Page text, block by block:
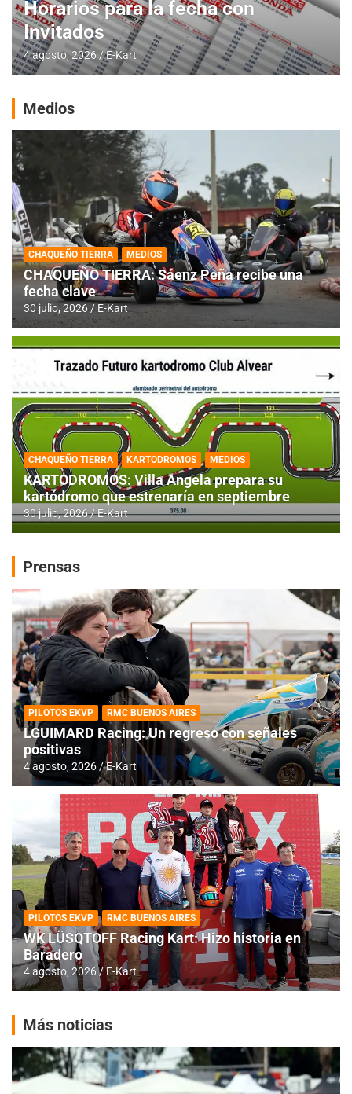
Horarios para la fecha con
Invitados
4 agosto, 2026 E-Kart
Medios
CHAQUEÑO TIERRA MEDIOS
CHAQUEÑO TIERRA: Sáenz Peña recibe una
fecha clave
30 julio, 2026 E-Kart
CHAQUEÑO TIERRA KARTODROMOS MEDIOS
KARTODROMOS: Villa Angela prepara su
kartódromo que estrenaría en septiembre
30 julio, 2026 E-Kart
Prensas
PILOTOS EKVP RMC BUENOS AIRES
LGUIMARD Racing: Un regreso con señales
positivas
4 agosto, 2026 E-Kart
PILOTOS EKVP RMC BUENOS AIRES
WK LÜSQTOFF Racing Kart: Hizo historia en
Baradero
4 agosto, 2026 E-Kart
Más noticias